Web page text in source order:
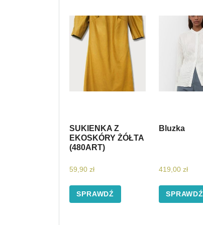
SUKIENKA Z
EKOSKÓRY ŻÓŁTA
(480ART)
59,90 zł
SPRAWDŹ
Bluzka
419,00 zł
SPRAWDŹ